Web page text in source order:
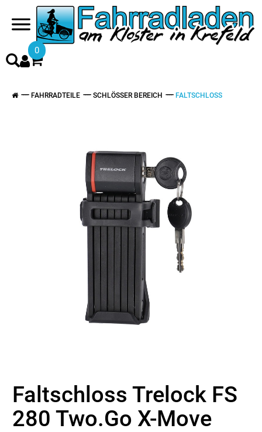
0
FAHRRADTEILE SCHLÖSSER BEREICH FALTSCHLOSS
Faltschloss Trelock FS
280 Two.Go X-Move